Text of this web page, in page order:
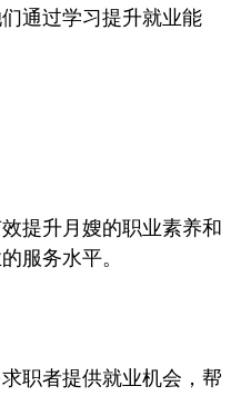
通过学习提升就业能
升月嫂的职业素养和
服务水平。
者提供就业机会，帮